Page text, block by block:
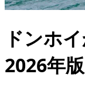
ドンホ
2026年